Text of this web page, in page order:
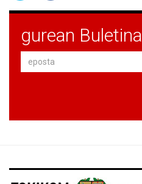
gurean Buletina